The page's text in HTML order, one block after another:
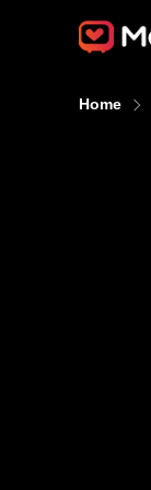
Home